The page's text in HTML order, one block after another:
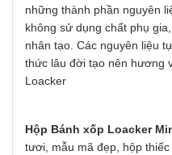
những thành phần nguyên
không sử dụng chất phụ
nhân tạo. Các nguyên liệu
thức lâu đời tạo nên hương
Loacker
Hộp Bánh xốp Loacker
tươi, mẫu mã đẹp, hộp